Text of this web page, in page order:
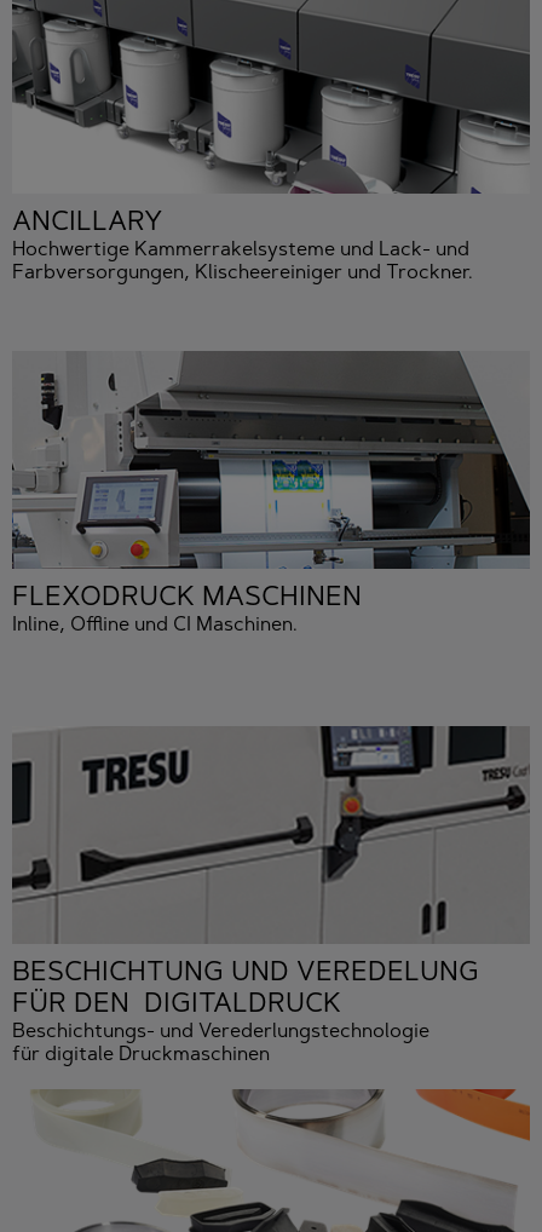
ANCILLARY
Hochwertige Kammerrakelsysteme und Lack- und
Farbversorgungen, Klischeereiniger und Trockner.
FLEXODRUCK MASCHINEN
Inline, Offline und CI Maschinen.
BESCHICHTUNG UND VEREDELUNG
FÜR DEN DIGITALDRUCK
Beschichtungs- und Verederlungstechnologie
für digitale Druckmaschinen